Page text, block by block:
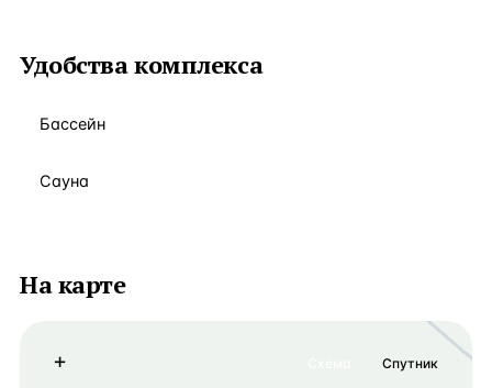
Удобства комплекса
Бассейн
Сауна
На карте
+ Спутник